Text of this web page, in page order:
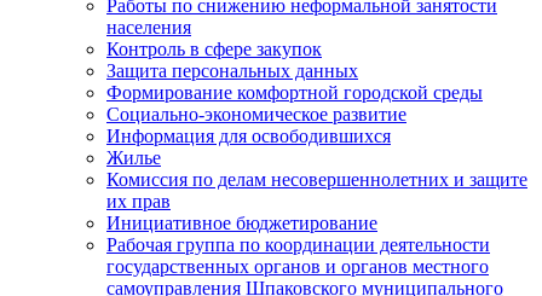
Работы по снижению неформальной занятости
населения
Контроль в сфере закупок
Защита персональных данных
Формирование комфортной городской среды
Социально-экономическое развитие
Информация для освободившихся
Жилье
Комиссия по делам несовершеннолетних и защите
их прав
Инициативное бюджетирование
Рабочая группа по координации деятельности
государственных органов и органов местного
самоуправления Шпаковского муниципального